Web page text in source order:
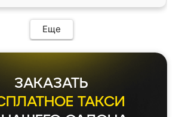
Еще
ЗАКАЗАТЬ
ТАКСИ